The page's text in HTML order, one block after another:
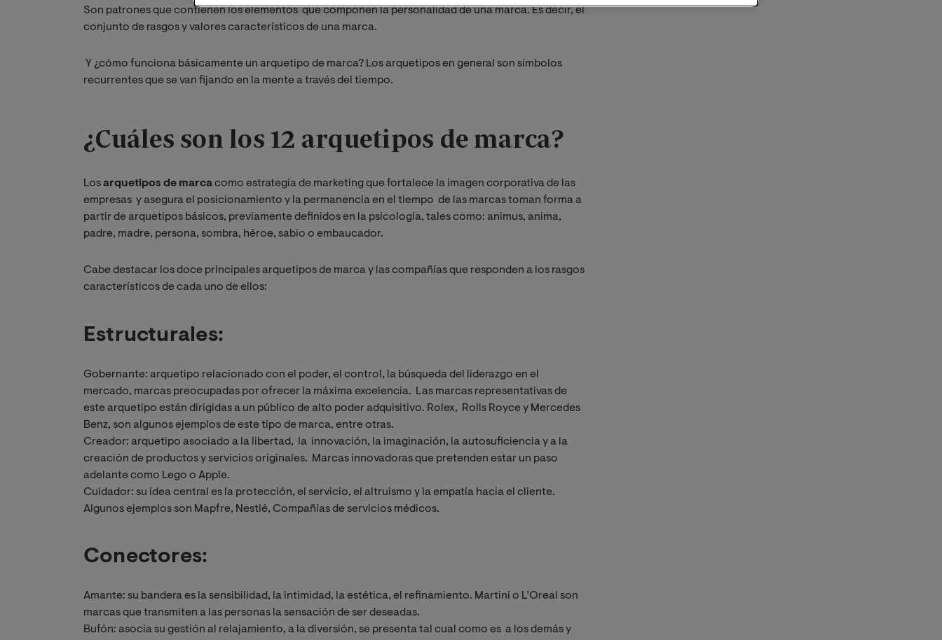
Son patrones que contienen los elementos que componen la personalidad de una marca. Es decir, el
conjunto de rasgos y valores característicos de una marca.
Y ¿cómo funciona básicamente un arquetipo de marca? Los arquetipos en general son símbolos
recurrentes que se van fijando en la mente a través del tiempo.
¿Cuáles son los 12 arquetipos de marca?
Losarquetipos de marcacomo estrategia de marketing que fortalece la imagen corporativa de las
empresas y asegura el posicionamiento y la permanencia en el tiempo de las marcas toman forma a
partir de arquetipos básicos, previamente definidos en la psicología, tales como: animus, anima,
padre, madre, persona, sombra, héroe, sabio o embaucador.
Cabe destacar los doce principales arquetipos de marca y las compañías que responden a los rasgos
característicos de cada uno de ellos:
Estructurales:
Gobernante: arquetipo relacionado con el poder, el control, la búsqueda del liderazgo en el
mercado, marcas preocupadas por ofrecer la máxima excelencia. Las marcas representativas de
este arquetipo están dirigidas a un público de alto poder adquisitivo. Rolex, Rolls Royce y Mercedes
Benz, son algunos ejemplos de este tipo de marca, entre otras.
Creador: arquetipo asociado a la libertad, la innovación, la imaginación, la autosuficiencia y a la
creación de productos y servicios originales. Marcas innovadoras que pretenden estar un paso
adelante como Lego o Apple.
Cuidador: su idea central es la protección, el servicio, el altruismo y la empatía hacia el cliente.
Algunos ejemplos son Mapfre, Nestlé, Compañías de servicios médicos.
Conectores:
Amante: su bandera es la sensibilidad, la intimidad, la estética, el refinamiento. Martini o L’Oreal son
marcas que transmiten a las personas la sensación de ser deseadas.
Bufón: asocia su gestión al relajamiento, a la diversión, se presenta tal cual como es a los demás y